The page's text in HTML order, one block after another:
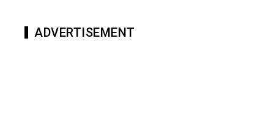
ADVERTISEMENT